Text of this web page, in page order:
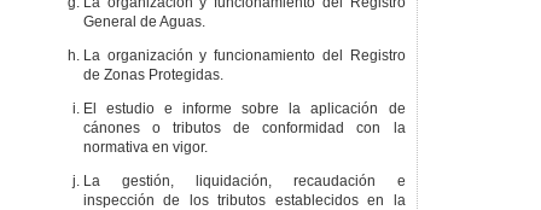
General de Aguas.
La organización y funcionamiento del Registro
de Zonas Protegidas.
El estudio e informe sobre la aplicación de
cánones o tributos de conformidad con la
normativa en vigor.
La gestión, liquidación, recaudación e
inspección de los tributos establecidos en la